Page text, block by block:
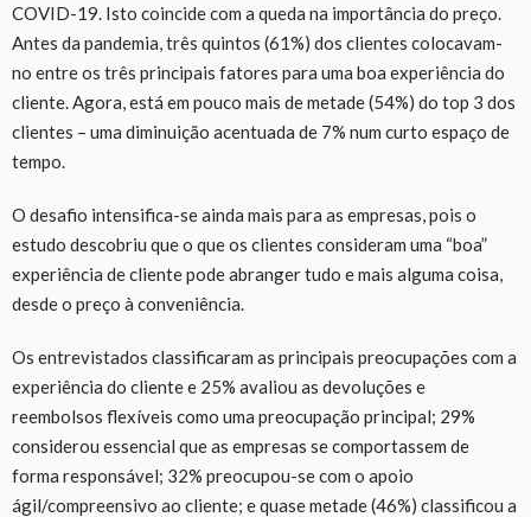
COVID-19. Isto coincide com a queda na importância do preço.
Antes da pandemia, três quintos (61%) dos clientes colocavam-
no entre os três principais fatores para uma boa experiência do
cliente. Agora, está em pouco mais de metade (54%) do top 3 dos
clientes – uma diminuição acentuada de 7% num curto espaço de
tempo.
O desafio intensifica-se ainda mais para as empresas, pois o
estudo descobriu que o que os clientes consideram uma “boa”
experiência de cliente pode abranger tudo e mais alguma coisa,
desde o preço à conveniência.
Os entrevistados classificaram as principais preocupações com a
experiência do cliente e 25% avaliou as devoluções e
reembolsos flexíveis como uma preocupação principal; 29%
considerou essencial que as empresas se comportassem de
forma responsável; 32% preocupou-se com o apoio
ágil/compreensivo ao cliente; e quase metade (46%) classificou a